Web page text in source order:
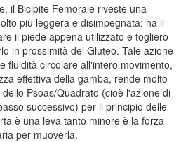
il Bicipite Femorale riveste una
più leggera e disimpegnata: ha il
il piede appena utilizzato e togliero
in prossimità del Gluteo. Tale azione
fluidità circolare all'intero movimento,
effettiva della gamba, rende molto
Psoas/Quadrato (cioè l'azione di
successivo) per il principio delle
è una leva tanto minore è la forza
per muoverla.